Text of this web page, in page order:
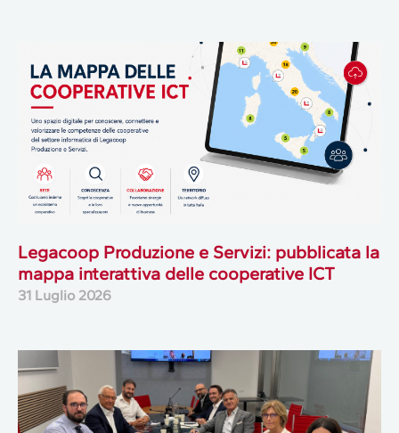
Legacoop Produzione e Servizi: pubblicata la
mappa interattiva delle cooperative ICT
31 Luglio 2026